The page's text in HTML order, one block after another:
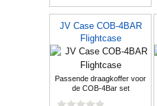
JV Case COB-4BAR
Flightcase
Passende draagkoffer voor
de COB-4Bar set